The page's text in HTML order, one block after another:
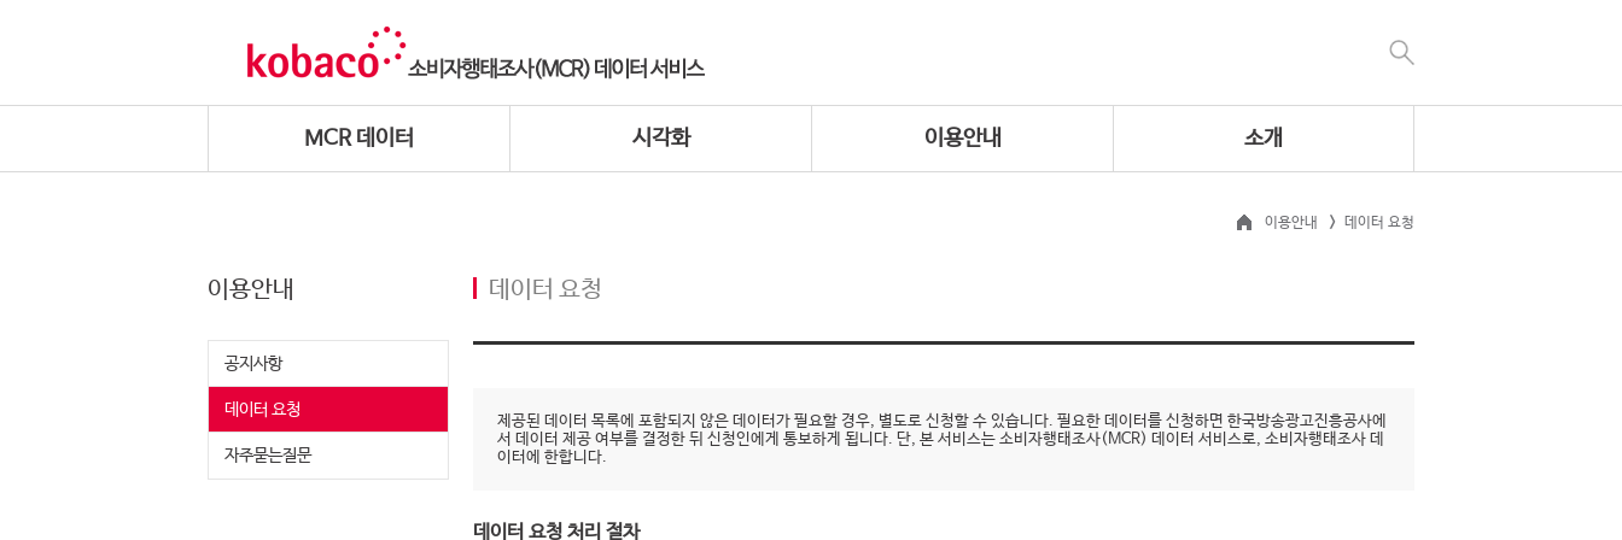
MCR 데이터 시각화 이용안내 소개
이용안내 데이터 요청
이용안내
공지사항
데이터 요청
자주묻는질문
데이터 요청
제공된 데이터 목록에 포함되지 않은 데이터가 필요할 경우, 별도로 신청할 수 있습니다. 필요한 데이터를 신청하면 한국방송광고진흥공사에
서 데이터 제공 여부를 결정한 뒤 신청인에게 통보하게 됩니다. 단, 본 서비스는 소비자행태조사(MCR) 데이터 서비스로, 소비자행태조사 데
이터에 한합니다.
데이터 요청 처리 절차